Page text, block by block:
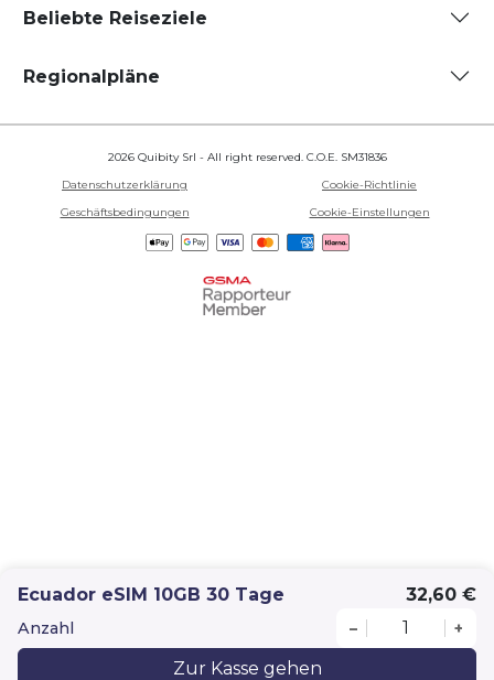
Ecuador eSIM 10GB 30 Tage 32,60 €
Anzahl – +
Zur Kasse gehen
Beliebte Reiseziele
Regionalpläne
2026 Quibity Srl - All right reserved. C.O.E. SM31836
Datenschutzerklärung
Cookie-Richtlinie
Geschäftsbedingungen
Cookie-Einstellungen